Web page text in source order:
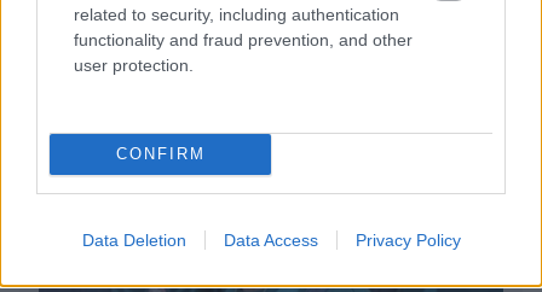
related to security, including authentication
functionality and fraud prevention, and other
user protection.
CONFIRM
Data Deletion Data Access Privacy Policy